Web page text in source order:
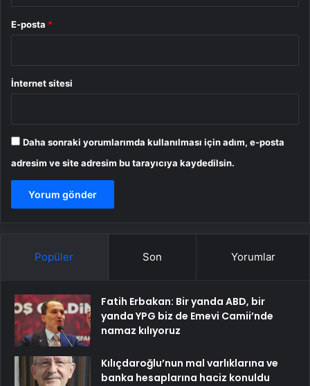
E-posta *
İnternet sitesi
Daha sonraki yorumlarımda kullanılması için adım, e-posta
adresim ve site adresim bu tarayıcıya kaydedilsin.
Popüler Son Yorumlar
Fatih Erbakan: Bir yanda ABD, bir
yanda YPG biz de Emevi Camii’nde
namaz kılıyoruz
Kılıçdaroğlu’nun mal varlıklarına ve
banka hesaplarına haciz konuldu